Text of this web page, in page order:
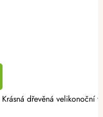
dřevěná velikonoční